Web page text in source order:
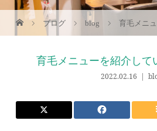
ブログ blog 育毛メニ
育毛メニューを紹介して
2022.02.16